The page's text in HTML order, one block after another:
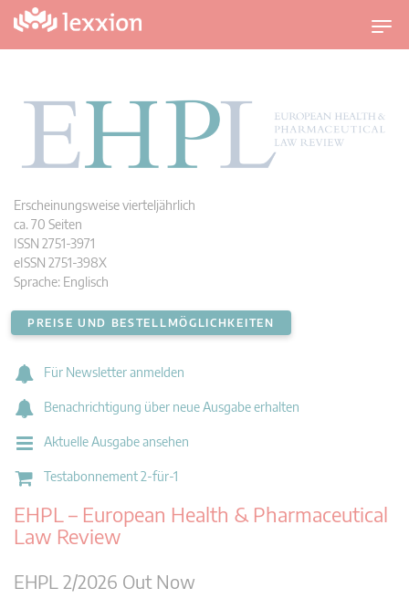
U
m
a
l
Erscheinungsweise vierteljährlich
ca. 70 Seiten
ISSN 2751-3971
eISSN 2751-398X
Sprache: Englisch
PREISE UND BESTELLMÖGLICHKEITEN
Für Newsletter anmelden
Benachrichtigung über neue Ausgabe erhalten
Aktuelle Ausgabe ansehen
Testabonnement 2-für-1
EHPL – European Health & Pharmaceutical
Law Review
EHPL 2/2026 Out Now